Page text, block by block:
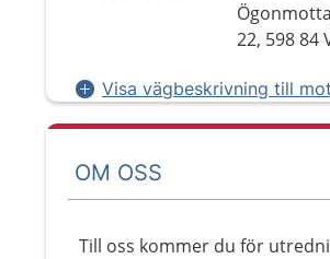
22, 598 84
Visa vägbeskrivning till
OM OSS
Till oss kommer du för